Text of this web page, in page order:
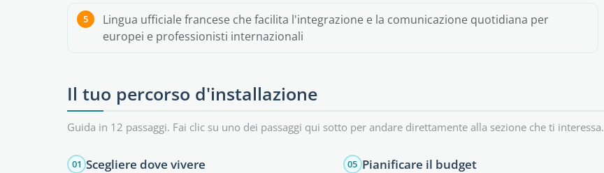
Lingua ufficiale francese che facilita l'integrazione e la comunicazione quotidiana per
europei e professionisti internazionali
Il tuo percorso d'installazione
Guida in 12 passaggi. Fai clic su uno dei passaggi qui sotto per andare direttamente alla sezione che ti interessa.
01 Scegliere dove vivere 05 Pianificare il budget